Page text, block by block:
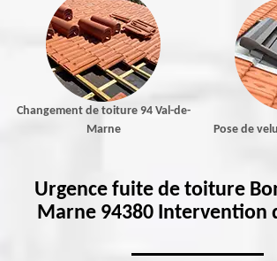
Changement de toiture 94 Val-de-
Marne
Pose de
Urgence fuite de toiture
Marne 94380 Intervention